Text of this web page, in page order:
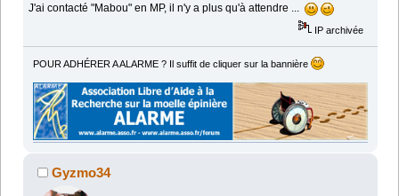
J'ai contacté "Mabou" en MP, il n'y a plus qu'à attendre ...
IP archivée
POUR ADHÉRER A ALARME ? Il suffit de cliquer sur la bannière
Gyzmo34